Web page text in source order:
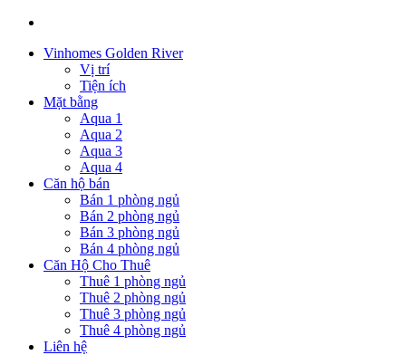
Vinhomes Golden River
Vị trí
Tiện ích
Mặt bằng
Aqua 1
Aqua 2
Aqua 3
Aqua 4
Căn hộ bán
Bán 1 phòng ngủ
Bán 2 phòng ngủ
Bán 3 phòng ngủ
Bán 4 phòng ngủ
Căn Hộ Cho Thuê
Thuê 1 phòng ngủ
Thuê 2 phòng ngủ
Thuê 3 phòng ngủ
Thuê 4 phòng ngủ
Liên hệ